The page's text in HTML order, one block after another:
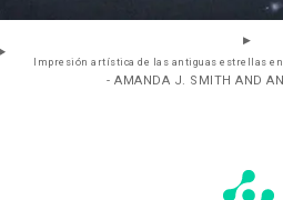
Impresión artística de las antiguas estrellas
- AMANDA J. SMITH AND